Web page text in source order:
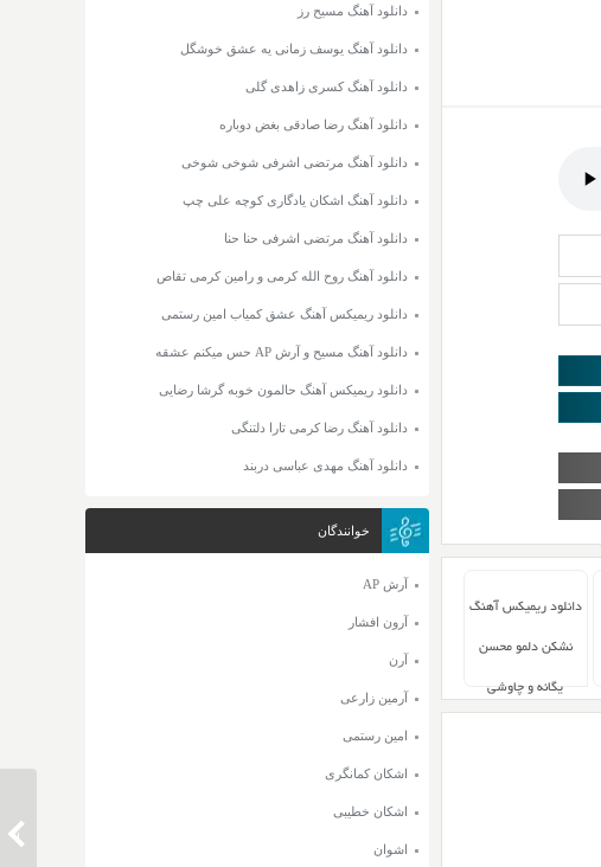
دانلود ریمیکس آهنگ
نشکن دلمو محسن
یگانه و چاوشی
دانلود آهنگ مسیح رز
دانلود آهنگ یوسف زمانی یه عشق خوشگل
دانلود آهنگ کسری زاهدی گلی
دانلود آهنگ رضا صادقی بغض دوباره
دانلود آهنگ مرتضی اشرفی شوخی شوخی
دانلود آهنگ اشکان یادگاری کوچه علی چپ
دانلود آهنگ مرتضی اشرفی حنا حنا
دانلود آهنگ روح الله کرمی و رامین کرمی تقاص
دانلود ریمیکس آهنگ عشق کمیاب امین رستمی
دانلود آهنگ مسیح و آرش AP حس میکنم عشقه
دانلود ریمیکس آهنگ حالمون خوبه گرشا رضایی
دانلود آهنگ رضا کرمی تارا دلتنگی
دانلود آهنگ مهدی عباسی دربند
خوانندگان
آرش AP
آرون افشار
آرن
آرمین زارعی
امین رستمی
اشکان کمانگری
اشکان خطیبی
اشوان